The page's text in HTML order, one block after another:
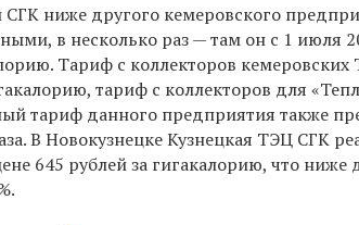
ниже другого кемеровского
в несколько раз — там он с 1 июля
Тариф с коллекторов
тариф с коллекторов для
тариф данного предприятия также
В Новокузнецке Кузнецкая ТЭЦ СГК
645 рублей за гигакалорию, что ниже